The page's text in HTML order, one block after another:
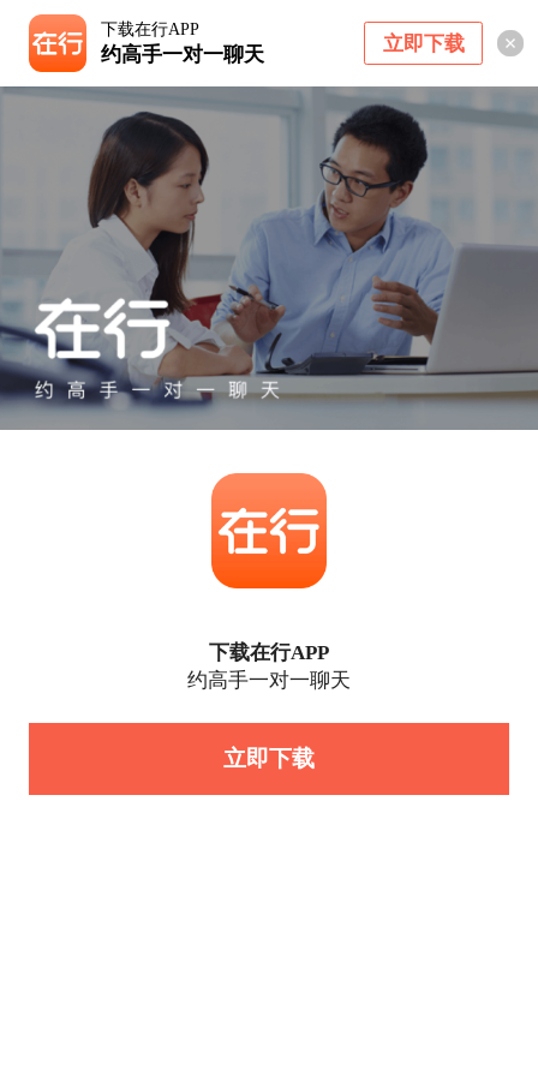
下载在行APP
约高手一对一聊天 立即下载
下载在行APP
约高手一对一聊天
立即下载